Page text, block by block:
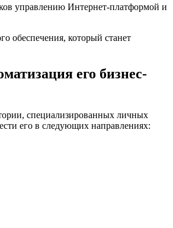
управлению Интернет-платформой и
обеспечения, который станет
его бизнес-
специализированных личных
его в следующих направлениях: